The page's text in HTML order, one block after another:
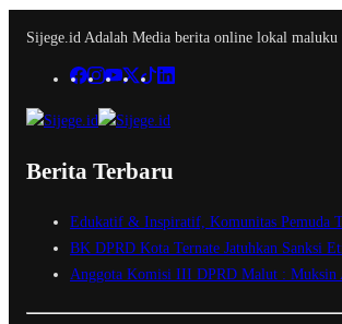
Sijege.id Adalah Media berita online lokal
Berita Terbaru
Edukatif & Inspiratif, Komunitas Pemuda
BK DPRD Kota Ternate Jatuhkan Sanksi
Anggota Komisi III DPRD Malut : Muksin